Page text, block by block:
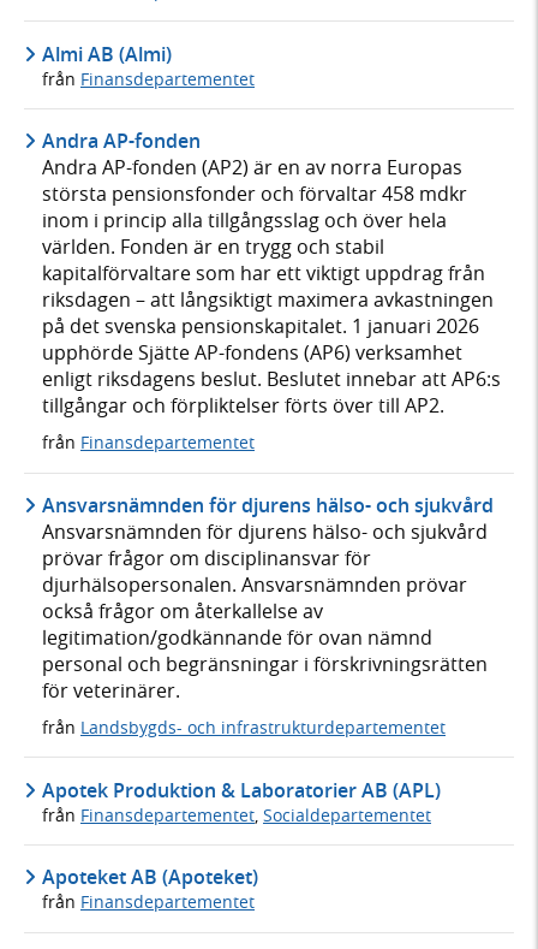
Almi AB (Almi)
från Finansdepartementet
Andra AP-fonden
Andra AP-fonden (AP2) är en av norra Europas
största pensionsfonder och förvaltar 458 mdkr
inom i princip alla tillgångsslag och över hela
världen. Fonden är en trygg och stabil
kapitalförvaltare som har ett viktigt uppdrag från
riksdagen – att långsiktigt maximera avkastningen
på det svenska pensionskapitalet. 1 januari 2026
upphörde Sjätte AP-fondens (AP6) verksamhet
enligt riksdagens beslut. Beslutet innebar att AP6:s
tillgångar och förpliktelser förts över till AP2.
från Finansdepartementet
Ansvarsnämnden för djurens hälso- och sjukvård
Ansvarsnämnden för djurens hälso- och sjukvård
prövar frågor om disciplinansvar för
djurhälsopersonalen. Ansvarsnämnden prövar
också frågor om återkallelse av
legitimation/godkännande för ovan nämnd
personal och begränsningar i förskrivningsrätten
för veterinärer.
från Landsbygds- och infrastrukturdepartementet
Apotek Produktion & Laboratorier AB (APL)
från Finansdepartementet Socialdepartementet
Apoteket AB (Apoteket)
från Finansdepartementet